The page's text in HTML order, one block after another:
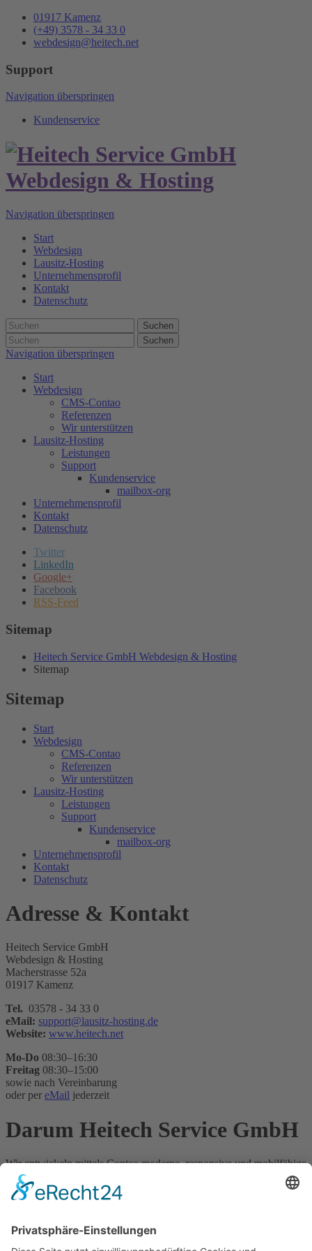
01917 Kamenz
(+49) 3578 - 34 33 0
webdesign@heitech.net
Support
Navigation überspringen
Kundenservice
Navigation überspringen
Start
Webdesign
Lausitz-Hosting
Unternehmensprofil
Kontakt
Datenschutz
Suchen
Suchen
Navigation überspringen
Start
Webdesign
CMS-Contao
Referenzen
Wir unterstützen
Lausitz-Hosting
Leistungen
Support
Kundenservice
mailbox-org
Unternehmensprofil
Kontakt
Datenschutz
Twitter
LinkedIn
Google+
Facebook
RSS-Feed
Sitemap
Heitech Service GmbH Webdesign & Hosting
Sitemap
Sitemap
Start
Webdesign
CMS-Contao
Referenzen
Wir unterstützen
Lausitz-Hosting
Leistungen
Support
Kundenservice
mailbox-org
Unternehmensprofil
Kontakt
Datenschutz
Adresse & Kontakt
Heitech Service GmbH
Webdesign & Hosting
Macherstrasse 52a
01917 Kamenz
Tel. 03578 - 34 33 0
eMail: support@lausitz-hosting.de
Website: www.heitech.net
Mo-Do 08:30–16:30
Freitag 08:30–15:00
sowie nach Vereinbarung
oder per eMail jederzeit
Darum Heitech Service GmbH
Wir entwickeln mittels Contao moderne, responsive und mobilfähige
Websites mit höchsten Ansprüchen an Qualität, Performance und
Bedienbarkeit.
Sie doch mal vorbei